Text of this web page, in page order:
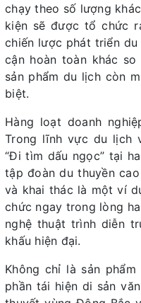
chạy theo số lượng
kiện sẽ được tổ chức
chiến lược phát triển
cận hoàn toàn khác
sản phẩm du lịch còn
biệt.
Hàng loạt doanh
Trong lĩnh vực du lịch
“Đi tìm dấu ngọc” tại
tập đoàn du thuyền
và khai thác là một ví
chức ngay trong lòng
nghệ thuật trình diễn
khấu hiện đại.
Không chỉ là sản
phần tái hiện di sản